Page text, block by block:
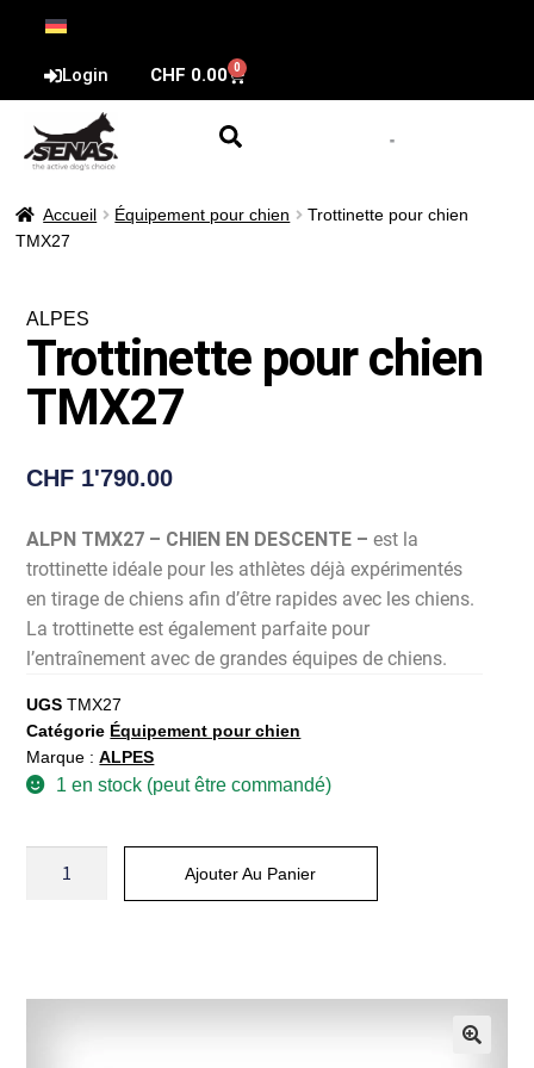
Login CHF 0.00 0
Accueil Équipement pour chien
Trottinette pour chien
TMX27
ALPES
Trottinette pour chien
TMX27
CHF 1'790.00
ALPN TMX27 – CHIEN EN DESCENTE – est la
trottinette idéale pour les athlètes déjà expérimentés
en tirage de chiens afin d’être rapides avec les chiens.
La trottinette est également parfaite pour
l’entraînement avec de grandes équipes de chiens.
UGSTMX27
Catégorie Équipement pour chien
Marque :ALPES
1 en stock (peut être commandé)
Ajouter Au Panier
e